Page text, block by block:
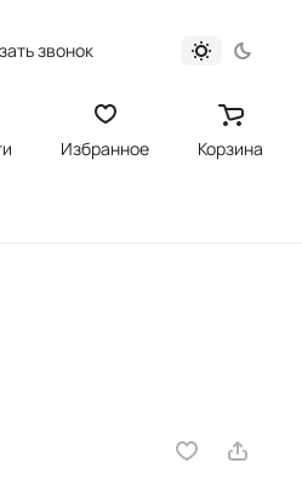
звонок
Избранное Корзина